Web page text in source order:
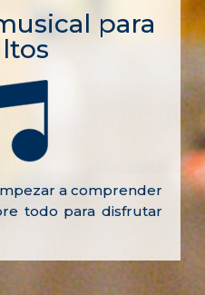
para
a comprender
todo para disfrutar